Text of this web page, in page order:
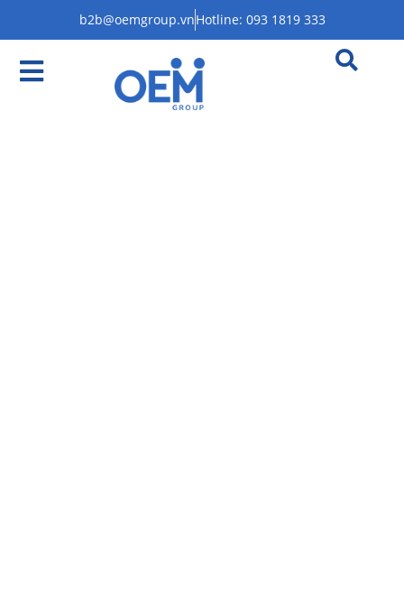
b2b@oemgroup.vnHotline: 093 1819 333